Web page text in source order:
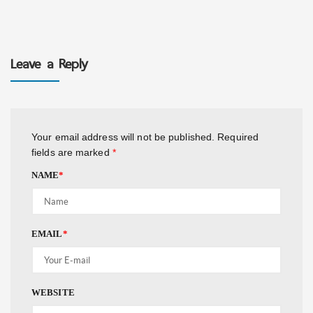
Leave a Reply
Your email address will not be published. Required
fields are marked *
NAME*
EMAIL*
WEBSITE